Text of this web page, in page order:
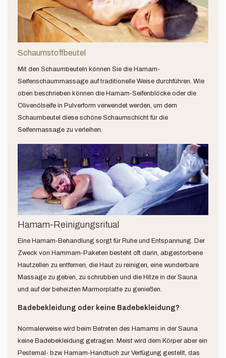
Schaumstoffbeutel
Mit den Schaumbeuteln können Sie die Hamam-
Seifenschaummassage auf traditionelle Weise durchführen. Wie
oben beschrieben können die Hamam-Seifenblöcke oder die
Olivenölseife in Pulverform verwendet werden, um dem
Schaumbeutel diese schöne Schaumschicht für die
Seifenmassage zu verleihen.
Hamam-Reinigungsritual
Eine Hamam-Behandlung sorgt für Ruhe und Entspannung. Der
Zweck von Hammam-Paketen besteht oft darin, abgestorbene
Hautzellen zu entfernen, die Haut zu reinigen, eine wunderbare
Massage zu geben, zu schrubben und die Hitze in der Sauna
und auf der beheizten Marmorplatte zu genießen.
Badebekleidung oder keine Badebekleidung?
Normalerweise wird beim Betreten des Hamams in der Sauna
keine Badebekleidung getragen. Meist wird dem Körper aber ein
Pestemal- bzw. Hamam-Handtuch zur Verfügung gestellt, das